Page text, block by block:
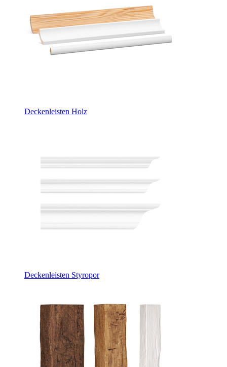
Deckenleisten Holz
Deckenleisten Styropor